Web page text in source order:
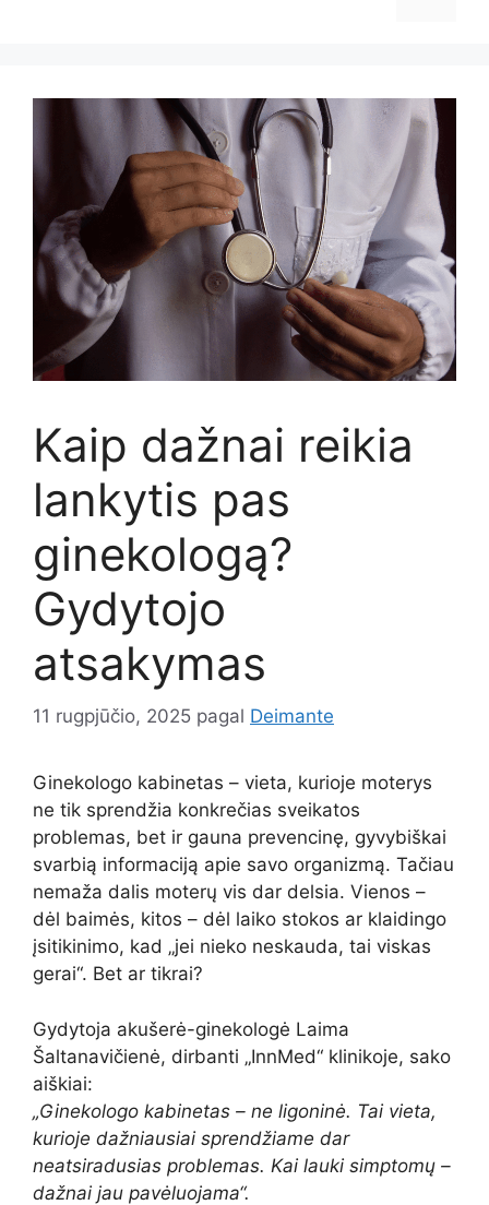
Kaip dažnai reikia
lankytis pas
ginekologą?
Gydytojo
atsakymas
11 rugpjūčio, 2025 pagal Deimante
Ginekologo kabinetas – vieta, kurioje moterys
ne tik sprendžia konkrečias sveikatos
problemas, bet ir gauna prevencinę, gyvybiškai
svarbią informaciją apie savo organizmą. Tačiau
nemaža dalis moterų vis dar delsia. Vienos –
dėl baimės, kitos – dėl laiko stokos ar klaidingo
įsitikinimo, kad „jei nieko neskauda, tai viskas
gerai“. Bet ar tikrai?
Gydytoja akušerė-ginekologė Laima
Šaltanavičienė, dirbanti „InnMed“ klinikoje, sako
aiškiai:
„Ginekologo kabinetas – ne ligoninė. Tai vieta,
kurioje dažniausiai sprendžiame dar
neatsiradusias problemas. Kai lauki simptomų –
dažnai jau pavėluojama“.